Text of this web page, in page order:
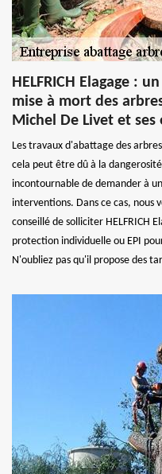
HELFRICH Elagage :
mise à mort des
Michel De Livet et ses
Les travaux d'abattage des
cela peut être dû à la
incontournable de demander à
interventions. Dans ce cas,
conseillé de solliciter HELFRICH
protection individuelle ou EPI
N'oubliez pas qu'il propose des